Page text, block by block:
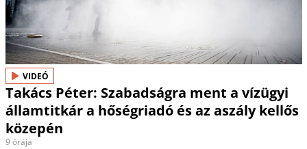
VIDEÓ
Takács Péter: Szabadságra ment a vízügyi
államtitkár a hőségriadó és az aszály kellős
közepén
9 órája